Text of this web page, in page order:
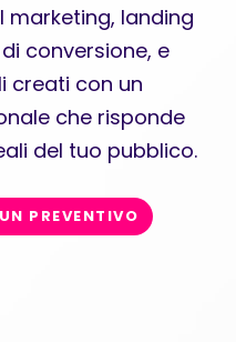
landing
conversione, e
creati con un
che risponde
del tuo pubblico.
PREVENTIVO